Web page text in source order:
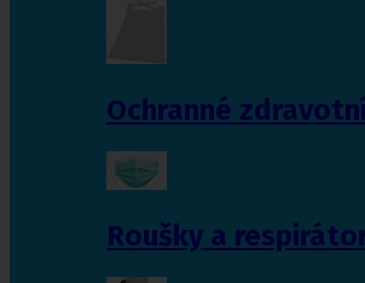
Ochranné
Roušky a